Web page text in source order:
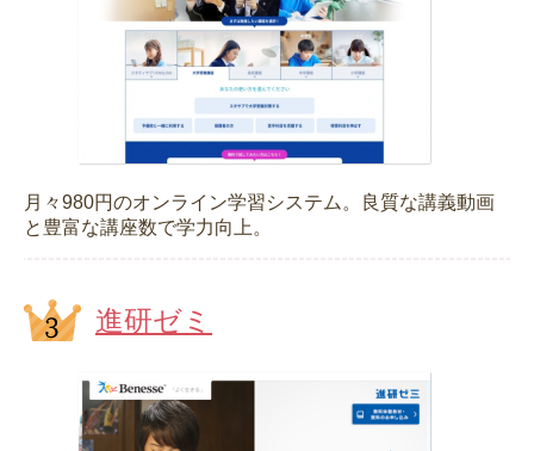
月々980円のオンライン学習システム。良質な講義動画
と豊富な講座数で学力向上。
進研ゼミ